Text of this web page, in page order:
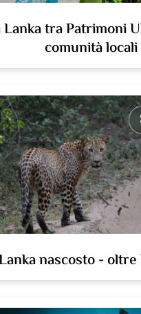
tra Patrimoni
comunità locali
nascosto -